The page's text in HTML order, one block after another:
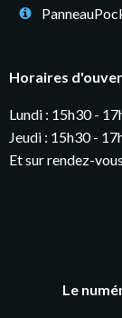
Horaires
Lundi : 15h30 -
Jeudi : 15h30 -
Et sur rendez-vous
Le